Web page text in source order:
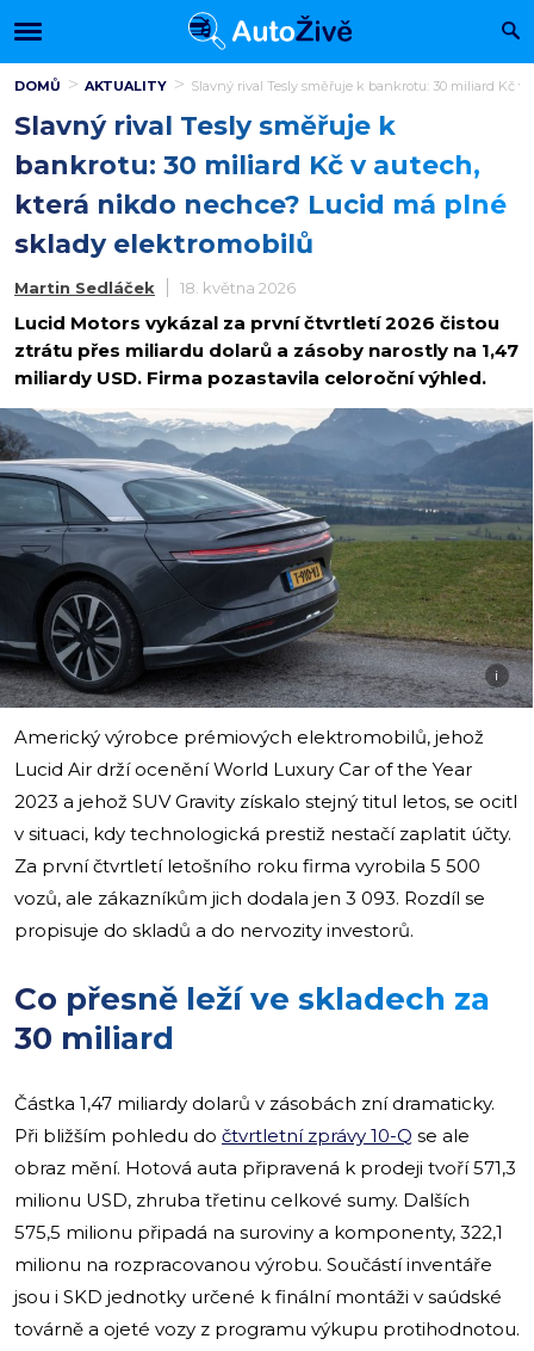
DOMŮ AKTUALITY Slavný rival Tesly směřuje k bankrotu: 30 miliard Kč
Slavný rival Tesly směřuje k
bankrotu: 30 miliard Kč v autech,
která nikdo nechce? Lucid má plné
sklady elektromobilů
Martin Sedláček 18. května 2026
Lucid Motors vykázal za první čtvrtletí 2026 čistou
ztrátu přes miliardu dolarů a zásoby narostly na 1,47
miliardy USD. Firma pozastavila celoroční výhled.
i
Americký výrobce prémiových elektromobilů, jehož
Lucid Air drží ocenění World Luxury Car of the Year
2023 a jehož SUV Gravity získalo stejný titul letos, se ocitl
v situaci, kdy technologická prestiž nestačí zaplatit účty.
Za první čtvrtletí letošního roku firma vyrobila 5 500
vozů, ale zákazníkům jich dodala jen 3 093. Rozdíl se
propisuje do skladů a do nervozity investorů.
Co přesně leží ve skladech za
30 miliard
Částka 1,47 miliardy dolarů v zásobách zní dramaticky.
Při bližším pohledu do čtvrtletní zprávy 10-Q se ale
obraz mění. Hotová auta připravená k prodeji tvoří 571,3
milionu USD, zhruba třetinu celkové sumy. Dalších
575,5 milionu připadá na suroviny a komponenty, 322,1
milionu na rozpracovanou výrobu. Součástí inventáře
jsou i SKD jednotky určené k finální montáži v saúdské
továrně a ojeté vozy z programu výkupu protihodnotou.